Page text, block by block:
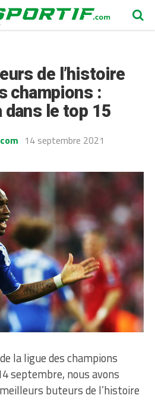
de l’histoire
champions :
dans le top 15
14 septembre 2021
la ligue des champions
septembre, nous avons
buteurs de l’histoire